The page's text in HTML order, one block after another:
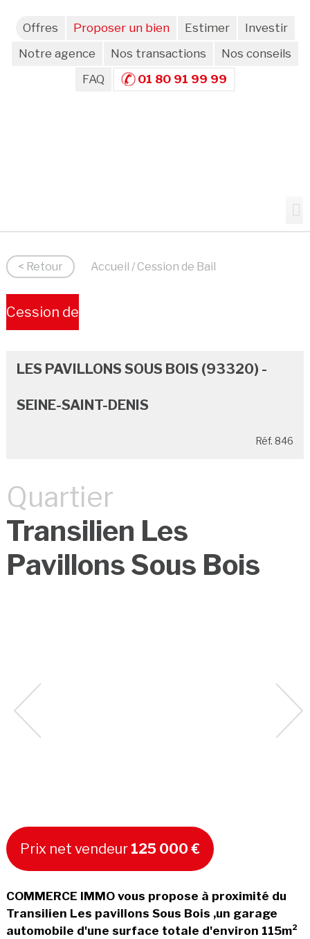
Offres Proposer un bien Estimer
Investir
Notre agence
Nos transactions
Nos conseils
FAQ
01 80 91 99 99
< Retour Accueil / Cession de Bail
Cession de
LES PAVILLONS SOUS BOIS (93320) -
SEINE-SAINT-DENIS
Réf. 846
Quartier
Transilien Les
Pavillons Sous Bois
Prix net vendeur 125 000 €
COMMERCE IMMO vous propose à proximité du
Transilien Les pavillons Sous Bois ,un garage
automobile d'une surface totale d'environ 115m²